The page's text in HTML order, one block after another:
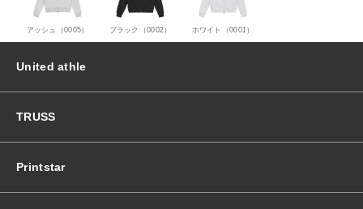
アッシュ（0005） ブラック（0002） ホワイト（0001）
United athle
TRUSS
Printstar